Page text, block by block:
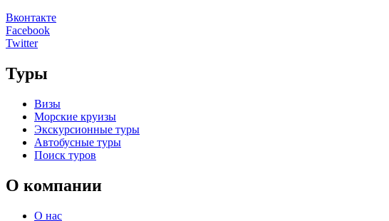
Вконтакте
Facebook
Twitter
Туры
Визы
Морские круизы
Экскурсионные туры
Автобусные туры
Поиск туров
О компании
О нас